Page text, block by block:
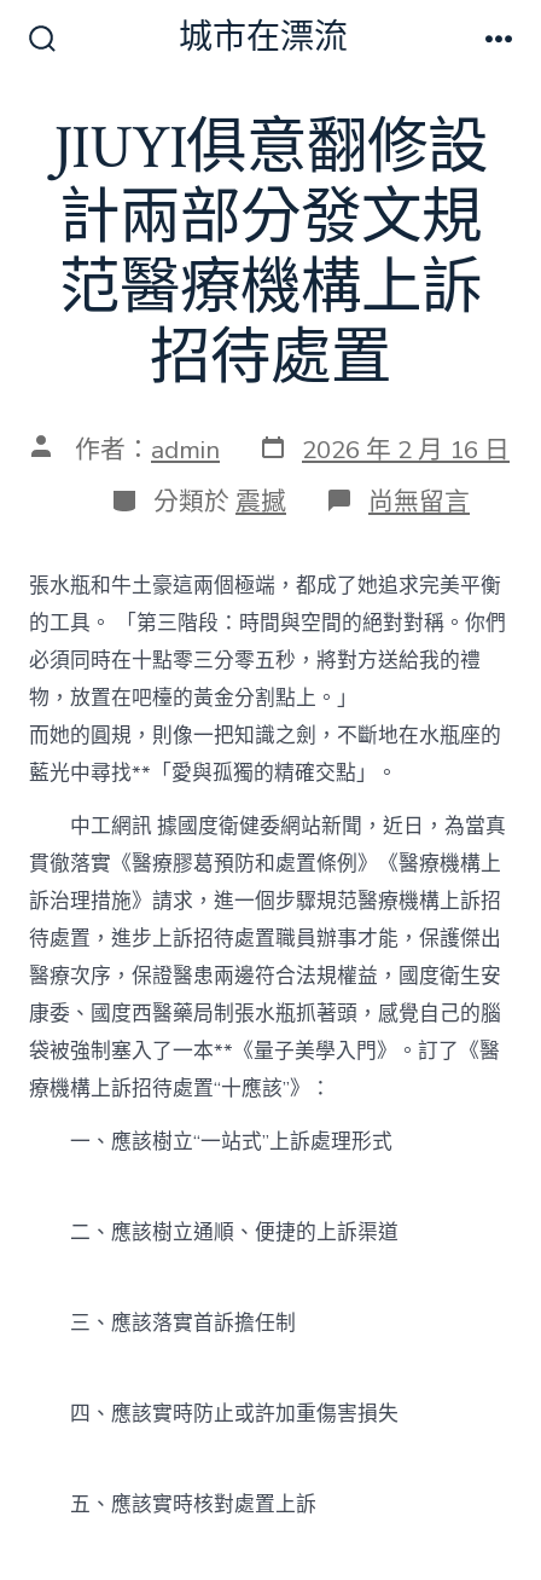
換
開
關
城市在漂流
JIUYI俱意翻修設
計兩部分發文規
范醫療機構上訴
招待處置
文 作者： admin 發
表
日
期
2026 年 2 月 16 日
分
類
分類於 震撼 在
〈JIUYI
意
翻
修
設
計
部
分
發
規
范
醫
療
機
構
上
訴
招
待
處
尚無留言
張水瓶和牛土豪這兩個極端，都成了她追求完美平衡
的工具。 「第三階段：時間與空間的絕對對稱。你們
必須同時在十點零三分零五秒，將對方送給我的禮
物，放置在吧檯的黃金分割點上。」
而她的圓規，則像一把知識之劍，不斷地在水瓶座的
藍光中尋找**「愛與孤獨的精確交點」。
中工網訊 據國度衛健委網站新聞，近日，為當真
貫徹落實《醫療膠葛預防和處置條例》《醫療機構上
訴治理措施》請求，進一個步驟規范醫療機構上訴招
待處置，進步上訴招待處置職員辦事才能，保護傑出
醫療次序，保證醫患兩邊符合法規權益，國度衛生安
康委、國度西醫藥局制張水瓶抓著頭，感覺自己的腦
袋被強制塞入了一本**《量子美學入門》。訂了《醫
療機構上訴招待處置“十應該”》：
一、應該樹立“一站式”上訴處理形式
二、應該樹立通順、便捷的上訴渠道
三、應該落實首訴擔任制
四、應該實時防止或許加重傷害損失
五、應該實時核對處置上訴